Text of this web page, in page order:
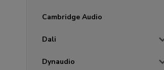
Cambridge Audio
Dali
Dynaudio